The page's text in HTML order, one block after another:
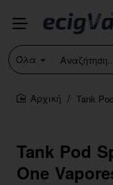
Όλα
Αναζήτηση....
Tank Pod
One
home
Tank